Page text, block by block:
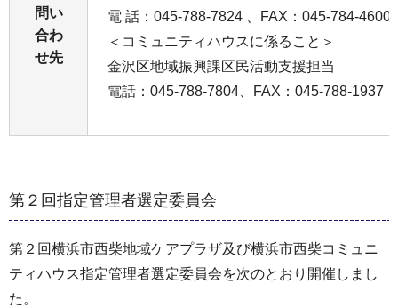
問い
合わ
せ先
電 話：045-788-7824 、FAX：045-784-4600
＜コミュニティハウスに係ること＞
⾦沢区地域振興課区⺠活動⽀援担当
電話：045-788-7804、FAX：045-788-1937
第２回指定管理者選定委員会
第２回横浜市西柴地域ケアプラザ及び横浜市西柴コミュニ
ティハウス指定管理者選定委員会を次のとおり開催しまし
た。